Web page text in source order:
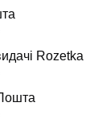
Rozetka